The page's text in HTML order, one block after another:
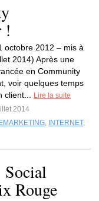
!
octobre 2012 – mis à
2014) Après une
en Community
voir quelques temps
client...
Lire la suite
2014
EMARKETING, INTERNET,
Social
Rouge